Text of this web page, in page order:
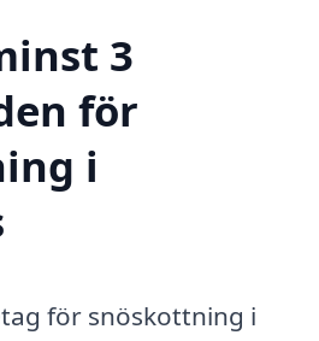
3
för
i
för snöskottning i